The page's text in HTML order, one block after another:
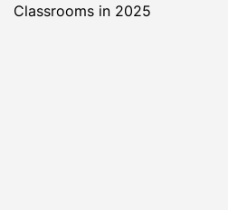
Classrooms in 2025